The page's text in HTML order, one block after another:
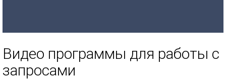
Видео программы для работы с
запросами